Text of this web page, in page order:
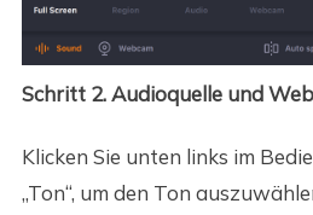
Schritt 2. Audioquelle und
Klicken Sie unten links im
„Ton“, um den Ton